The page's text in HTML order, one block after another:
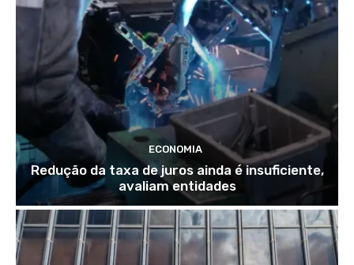
ECONOMIA
Redução da taxa de juros ainda é insuficiente,
avaliam entidades